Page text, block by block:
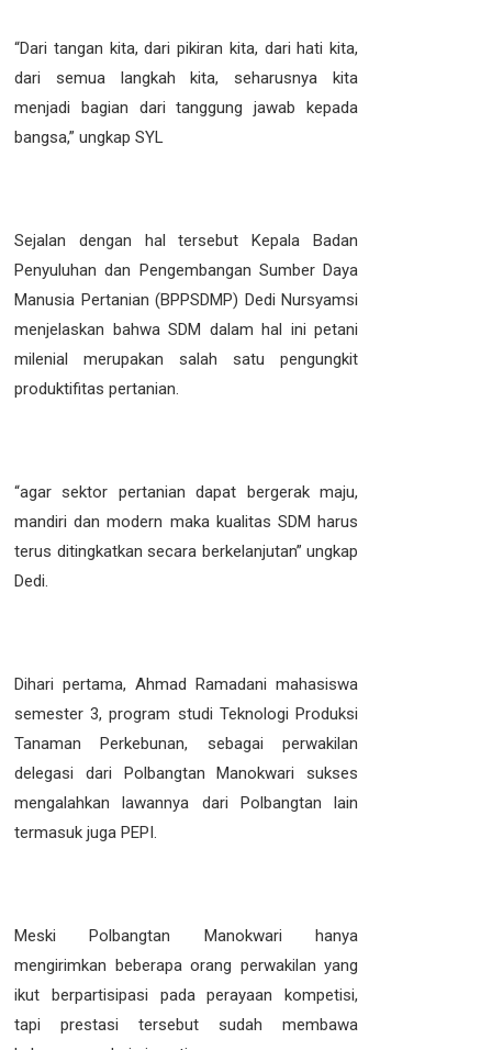
“Dari tangan kita, dari pikiran kita, dari hati kita,
dari semua langkah kita, seharusnya kita
menjadi bagian dari tanggung jawab kepada
bangsa,” ungkap SYL
Sejalan dengan hal tersebut Kepala Badan
Penyuluhan dan Pengembangan Sumber Daya
Manusia Pertanian (BPPSDMP) Dedi Nursyamsi
menjelaskan bahwa SDM dalam hal ini petani
milenial merupakan salah satu pengungkit
produktifitas pertanian.
“agar sektor pertanian dapat bergerak maju,
mandiri dan modern maka kualitas SDM harus
terus ditingkatkan secara berkelanjutan” ungkap
Dedi.
Dihari pertama, Ahmad Ramadani mahasiswa
semester 3, program studi Teknologi Produksi
Tanaman Perkebunan, sebagai perwakilan
delegasi dari Polbangtan Manokwari sukses
mengalahkan lawannya dari Polbangtan lain
termasuk juga PEPI.
Meski Polbangtan Manokwari hanya
mengirimkan beberapa orang perwakilan yang
ikut berpartisipasi pada perayaan kompetisi,
tapi prestasi tersebut sudah membawa